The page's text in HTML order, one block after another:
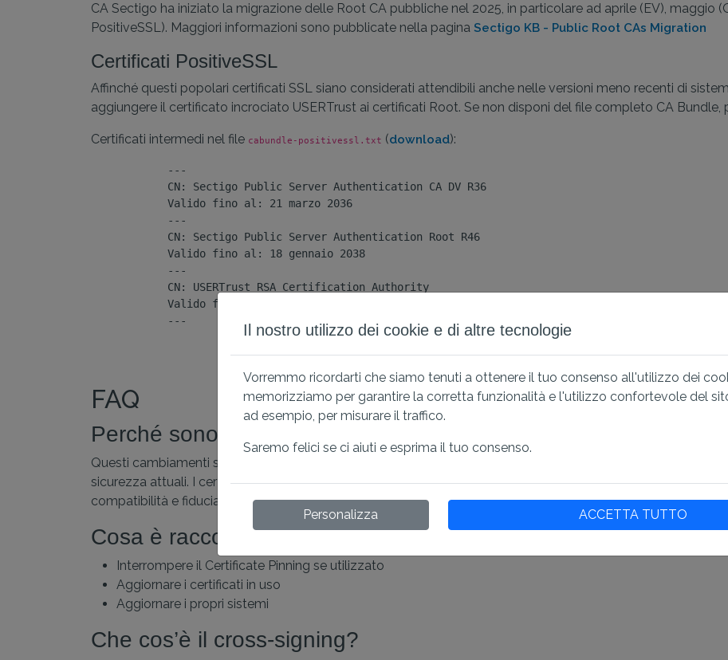
CA Sectigo ha iniziato la migrazione delle Root CA pubbliche nel 2025, in particolare ad aprile (EV), maggio
PositiveSSL). Maggiori informazioni sono pubblicate nella pagina Sectigo KB - Public Root CAs Migration
Certificati PositiveSSL
Affinché questi popolari certificati SSL siano considerati attendibili anche nelle versioni meno recenti di
aggiungere il certificato incrociato USERTrust ai certificati Root. Se non disponi del file completo CA Bundle,
Certificati intermedi nel file cabundle-positivessl.txt (download):
            ---
            CN: Sectigo Public Server Authentication CA DV R36
            Valido fino al: 21 marzo 2036
            ---
            CN: Sectigo Public Server Authentication Root R46
            Valido fino al: 18 gennaio 2038
            ---
            CN: USERTrust RSA Certification Authority
            Valido fino al: 18 gennaio 2038
            ---
FAQ
Perché sono necessari questi cambiamenti?
Questi cambiamenti sono fondamentali per garantire la sicurezza e l’affidabilità dei certificati SSL/TLS in
sicurezza attuali. I certificati Root più vecchi possono avere una sicurezza più debole o non soddisfare i
compatibilità e fiducia con i certificati.
Cosa è raccomandato fare
Interrompere il Certificate Pinning se utilizzato
Aggiornare i certificati in uso
Aggiornare i propri sistemi
Che cos’è il cross-signing?
Il nostro utilizzo dei cookie e di altre tecnologie
Vorremmo ricordarti che siamo tenuti a ottenere il tuo consenso all'utilizzo dei
memorizziamo per garantire la corretta funzionalità e l'utilizzo confortevole del
ad esempio, per misurare il traffico.
Saremo felici se ci aiuti e esprima il tuo consenso.
ACCETTA TUTTO
Personalizza